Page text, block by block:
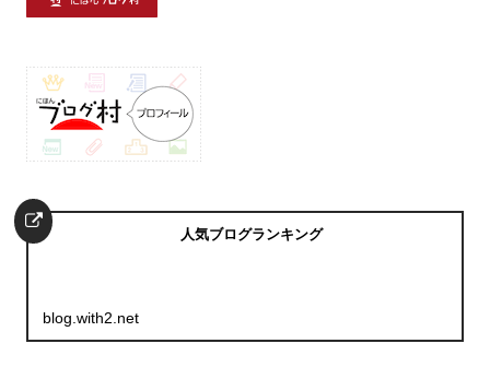
人気ブログランキング
blog.with2.net